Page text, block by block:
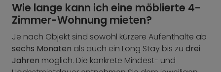
Wie lange kann ich eine möblierte 4-
Zimmer-Wohnung mieten?
Je nach Objekt sind sowohl kürzere Aufenthalte ab
sechs Monaten als auch ein Long Stay bis zu drei
Jahren möglich. Die konkrete Mindest- und